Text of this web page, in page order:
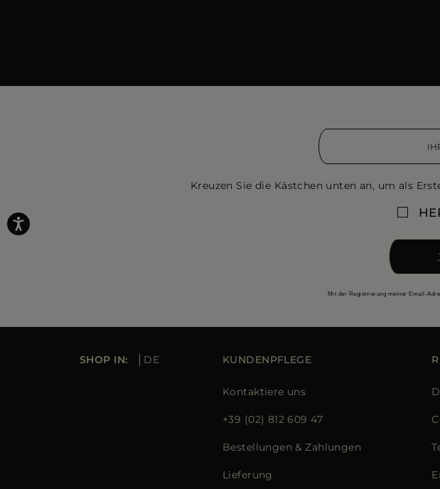
Kreuzen Sie die Kästchen unten an, um als
Mit der Registrierung meiner Email-
SHOP IN: DE KUNDENPFLEGE
Kontaktiere uns
+39 (02) 812 609 47
Bestellungen & Zahlungen
Lieferung